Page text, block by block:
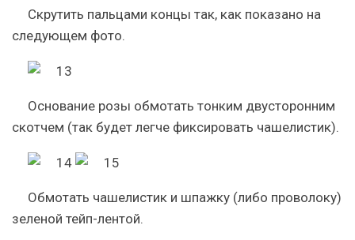
Скрутить пальцами концы так, как показано на
следующем фото.
Основание розы обмотать тонким двусторонним
скотчем (так будет легче фиксировать чашелистик).
Обмотать чашелистик и шпажку (либо проволоку)
зеленой тейп-лентой.